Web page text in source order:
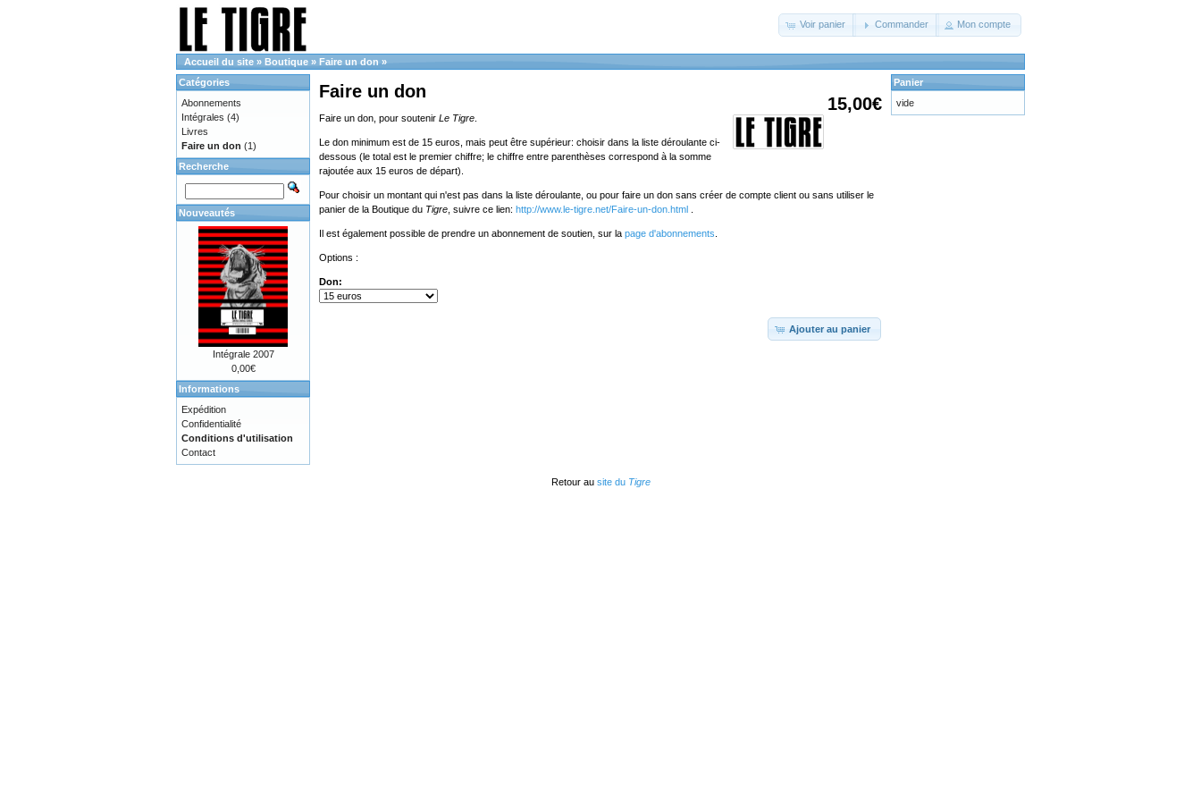
Voir panier Commander Mon compte
Accueil du site » Boutique » Faire un don »
15,00€
Faire un don
Faire un don, pour soutenir Le Tigre
Le don minimum est de 15 euros, mais peut être supérieur: choisir dans la liste déroulante ci-
dessous (le total est le premier chiffre; le chiffre entre parenthèses correspond à la somme
rajoutée aux 15 euros de départ).
Pour choisir un montant qui n'est pas dans la liste déroulante, ou pour faire un don sans créer de compte client ou sans utiliser le
panier de la Boutique du Tigre , suivre ce lien: http://www.le-tigre.net/Faire-un-don.html
Il est également possible de prendre un abonnement de soutien, sur la page d'abonnements
Options :
Don:
Ajouter au panier
Catégories
Abonnements
Intégrales (4)
Livres
Faire un don (1)
Recherche
Nouveautés
Intégrale 2007
0,00€
Informations
Expédition
Confidentialité
Conditions d'utilisation
Contact
Panier
vide
Retour au site du Tigre